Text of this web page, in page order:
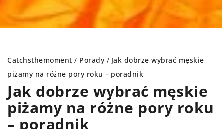
Catchsthemoment / Porady / Jak dobrze wybrać męskie
piżamy na różne pory roku – poradnik
Jak dobrze wybrać męskie
piżamy na różne pory roku
– poradnik